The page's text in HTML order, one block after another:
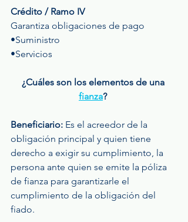
Crédito / Ramo IV
Garantiza obligaciones de pago
•Suministro
•Servicios
¿Cuáles son los elementos de una
fianza?
Beneficiario: Es el acreedor de la
obligación principal y quien tiene
derecho a exigir su cumplimiento, la
persona ante quien se emite la póliza
de fianza para garantizarle el
cumplimiento de la obligación del
fiado.